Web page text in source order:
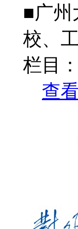
■广州
校、
栏目
查